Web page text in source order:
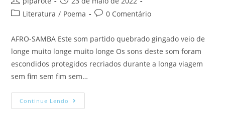
Literatura / Poema 0 Comentário
AFRO-SAMBA Este som partido quebrado gingado veio de
longe muito longe muito longe Os sons deste som foram
escondidos protegidos recriados durante a longa viagem
sem fim sem fim sem…
Continue Lendo